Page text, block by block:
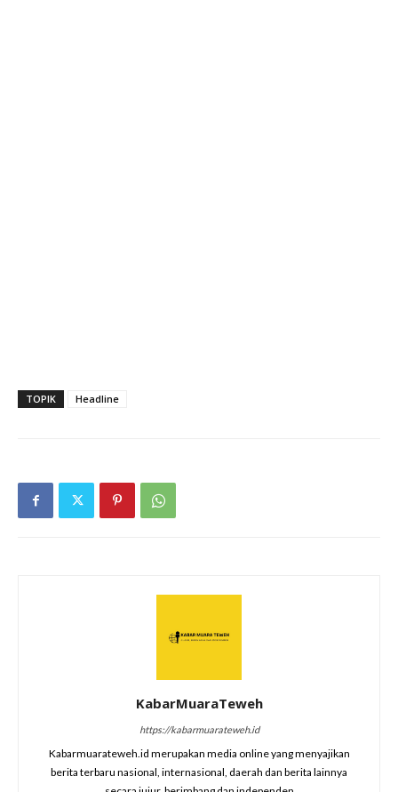
TOPIK Headline
KabarMuaraTeweh
https://kabarmuarateweh.id
Kabarmuarateweh.id merupakan media online yang menyajikan
berita terbaru nasional, internasional, daerah dan berita lainnya